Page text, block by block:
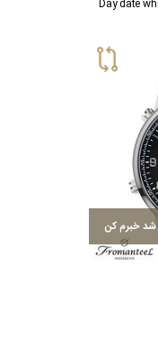
شد خبرم کن